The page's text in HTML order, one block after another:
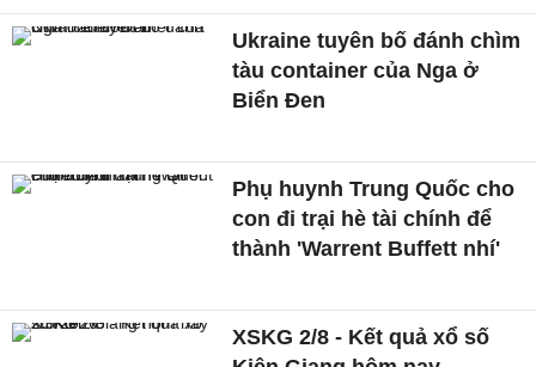
Ukraine tuyên bố đánh chìm
tàu container của Nga ở
Biển Đen
Phụ huynh Trung Quốc cho
con đi trại hè tài chính để
thành 'Warrent Buffett nhí'
XSKG 2/8 - Kết quả xổ số